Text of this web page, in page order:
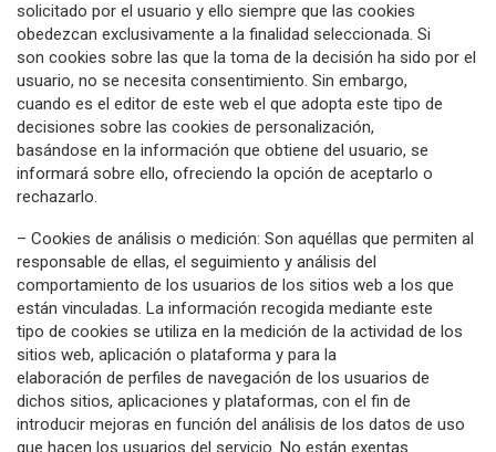
solicitado por el usuario y ello siempre que las cookies
obedezcan exclusivamente a la finalidad seleccionada. Si
son cookies sobre las que la toma de la decisión ha sido por el
usuario, no se necesita consentimiento. Sin embargo,
cuando es el editor de este web el que adopta este tipo de
decisiones sobre las cookies de personalización,
basándose en la información que obtiene del usuario, se
informará sobre ello, ofreciendo la opción de aceptarlo o
rechazarlo.
– Cookies de análisis o medición: Son aquéllas que permiten al
responsable de ellas, el seguimiento y análisis del
comportamiento de los usuarios de los sitios web a los que
están vinculadas. La información recogida mediante este
tipo de cookies se utiliza en la medición de la actividad de los
sitios web, aplicación o plataforma y para la
elaboración de perfiles de navegación de los usuarios de
dichos sitios, aplicaciones y plataformas, con el fin de
introducir mejoras en función del análisis de los datos de uso
que hacen los usuarios del servicio. No están exentas